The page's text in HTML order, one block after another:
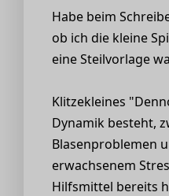
Habe beim
ob ich die kleine
eine Steilvorlage
Klitzekleines
Dynamik besteht,
Blasenproblemen
erwachsenem
Hilfsmittel bereits